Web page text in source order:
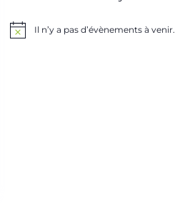
NoticeIl n’y a pas d’évènements à venir.